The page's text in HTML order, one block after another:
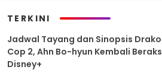
TERKINI
Jadwal Tayang dan Sinopsis
Cop 2, Ahn Bo-hyun Kembali
Disney+